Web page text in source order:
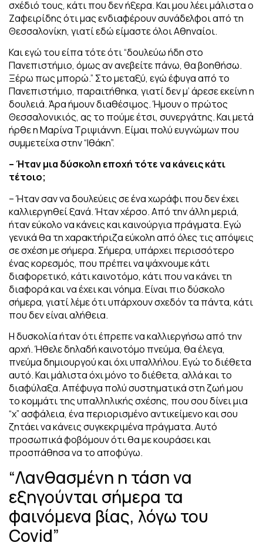
σχέδιό τους, κάτι που δεν ήξερα. Και μου λέει μάλιστα ο
Ζαφειρίδης ότι μας ενδιαφέρουν συνάδελφοι από τη
Θεσσαλονίκη, γιατί εδώ είμαστε όλοι Αθηναίοι.
Και εγώ του είπα τότε ότι “δουλεύω ήδη στο
Πανεπιστήμιο, όμως αν ανεβείτε πάνω, θα βοηθήσω.
Ξέρω πως μπορώ.” Στο μεταξύ, εγώ έφυγα από το
Πανεπιστήμιο, παραιτήθηκα, γιατί δεν μ’ άρεσε εκείνη η
δουλειά. Άρα ήμουν διαθέσιμος. Ήμουν ο πρώτος
Θεσσαλονικιός, ας το πούμε έτσι, συνεργάτης. Και μετά
ήρθε η Μαρίνα Τριψιάννη. Είμαι πολύ ευγνώμων που
συμμετείχα στην “Ιθάκη”.
– Ήταν μια δύσκολη εποχή τότε να κάνεις κάτι
τέτοιο;
– Ήταν σαν να δουλεύεις σε ένα χωράφι που δεν έχει
καλλιεργηθεί ξανά. Ήταν χέρσο.Από την άλλη μεριά,
ήταν εύκολο να κάνεις και καινούργια πράγματα. Εγώ
γενικά θα τη χαρακτήριζα εύκολη από όλες τις απόψεις
σε σχέση με σήμερα. Σήμερα, υπάρχει περισσότερο
ένας κορεσμός, που πρέπει να ψάχνουμε κάτι
διαφορετικό, κάτι καινοτόμο, κάτι που να κάνει τη
διαφορά και να έχει και νόημα. Είναι πιο δύσκολο
σήμερα, γιατί λέμε ότι υπάρχουν σχεδόν τα πάντα, κάτι
που δεν είναι αλήθεια.
Η δυσκολία ήταν ότι έπρεπε να καλλιεργήσω από την
αρχή. Ήθελε δηλαδή καινοτόμο πνεύμα, θα έλεγα,
πνεύμα δημιουργού και όχι υπαλλήλου. Εγώ το διέθετα
αυτό. Και μάλιστα όχι μόνο το διέθετα, αλλά και το
διαφύλαξα. Απέφυγα πολύ συστηματικά στη ζωή μου
το κομμάτι της υπαλληλικής σχέσης, που σου δίνει μια
“χ” ασφάλεια, ένα περιορισμένο αντικείμενο και σου
ζητάει να κάνεις συγκεκριμένα πράγματα. Αυτό
προσωπικά φοβόμουν ότι θα με κουράσει και
προσπάθησα να το αποφύγω.
“Λανθασμένη η τάση να
εξηγούνται σήμερα τα
φαινόμενα βίας, λόγω του
Covid”